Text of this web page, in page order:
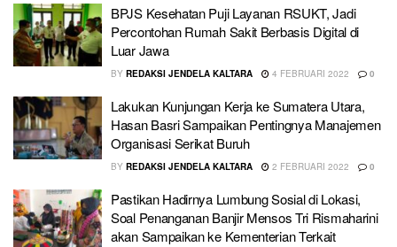
BPJS Kesehatan Puji Layanan RSUKT, Jadi
Percontohan Rumah Sakit Berbasis Digital di
Luar Jawa
BY REDAKSI JENDELA KALTARA 4 FEBRUARI 2022 0
Lakukan Kunjungan Kerja ke Sumatera Utara,
Hasan Basri Sampaikan Pentingnya Manajemen
Organisasi Serikat Buruh
BY REDAKSI JENDELA KALTARA 2 FEBRUARI 2022 0
Pastikan Hadirnya Lumbung Sosial di Lokasi,
Soal Penanganan Banjir Mensos Tri Rismaharini
akan Sampaikan ke Kementerian Terkait